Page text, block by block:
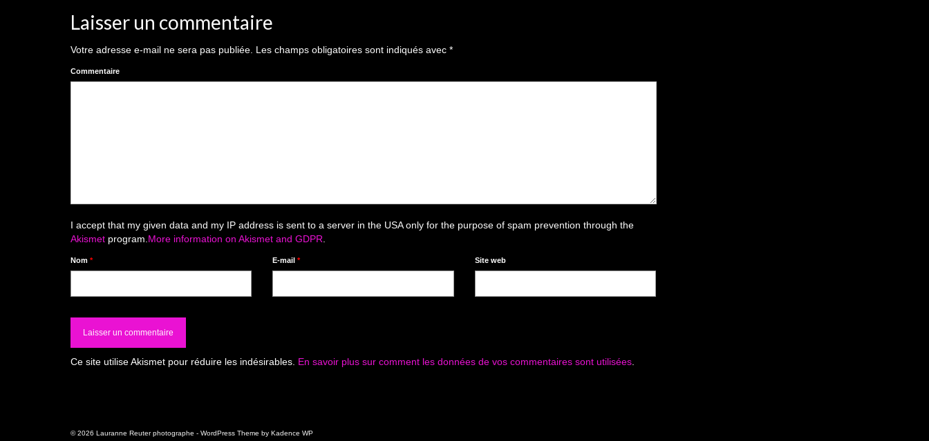
Laisser un commentaire
Votre adresse e-mail ne sera pas publiée. Les champs obligatoires sont indiqués avec *
Commentaire
I accept that my given data and my IP address is sent to a server in the USA only for the purpose of spam prevention through the
Akismet program. More information on Akismet and GDPR
Nom * E-mail* Site web
Ce site utilise Akismet pour réduire les indésirables. En savoir plus sur comment les données de vos commentaires sont utilisées
© 2026 Lauranne Reuter photographe - WordPress Theme by Kadence WP